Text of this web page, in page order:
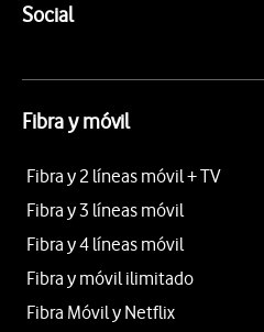
SocialEnlaces a las redes
Fibra y móvil
Fibra y 2 líneas móvil + TV
Fibra y 3 líneas móvil
Fibra y 4 líneas móvil
Fibra y móvil ilimitado
Fibra Móvil y Netflix